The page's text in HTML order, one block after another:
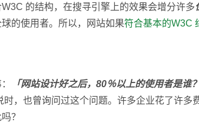
的结构，在搜寻引擎上的效果会增分许多
的使用者。所以，网站如果符合基本的W3C
「网站设计好之后，80％以上的使用者是谁？
，也曾询问过这个问题。许多企业花了许多
？